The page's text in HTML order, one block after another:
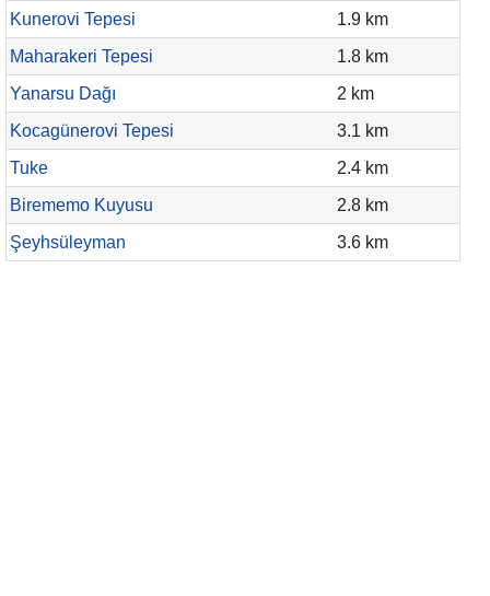
Kunerovi Tepesi
1.9 km
Maharakeri Tepesi
1.8 km
Yanarsu Dağı
2 km
Kocagünerovi Tepesi
3.1 km
Tuke
2.4 km
Birememo Kuyusu
2.8 km
Şeyhsüleyman
3.6 km